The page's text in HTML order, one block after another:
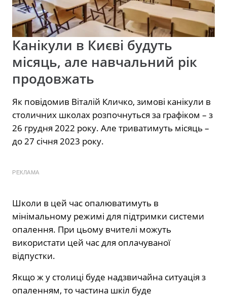
Канікули в Києві будуть
місяць, але навчальний рік
продовжать
Як повідомив Віталій Кличко, зимові канікули в
столичних школах розпочнуться за графіком – з
26 грудня 2022 року. Але триватимуть місяць –
до 27 січня 2023 року.
РЕКЛАМА
Школи в цей час опалюватимуть в
мінімальному режимі для підтримки системи
опалення. При цьому вчителі можуть
використати цей час для оплачуваної
відпустки.
Якщо ж у столиці буде надзвичайна ситуація з
опаленням, то частина шкіл буде